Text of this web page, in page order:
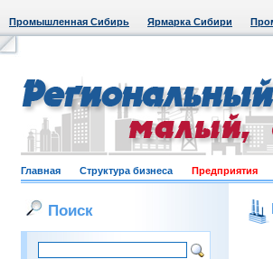
Промышленная Сибирь Ярмарка Сибири
Главная Структура бизнеса Предприятия
Поиск